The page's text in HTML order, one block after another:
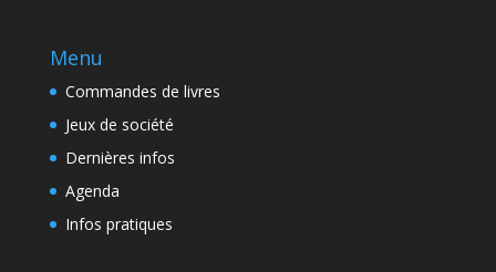
Menu
Commandes de livres
Jeux de société
Dernières infos
Agenda
Infos pratiques